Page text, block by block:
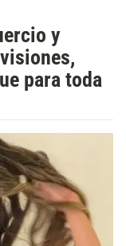
y
para toda